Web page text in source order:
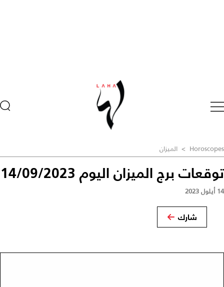
Horoscopes
> الميزان
توقعات برج الميزان اليوم 14/09/2023
14 أيلول 2023
شارك